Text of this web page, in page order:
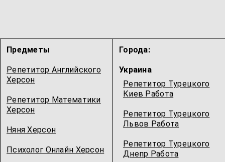
Предметы
Репетитор Английского
Херсон
Репетитор Математики
Херсон
Няня Херсон
Психолог Онлайн Херсон
Города:
Украина
Репетитор Турецкого
Киев Работа
Репетитор Турецкого
Львов Работа
Репетитор Турецкого
Днепр Работа